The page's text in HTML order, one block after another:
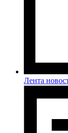
Лента